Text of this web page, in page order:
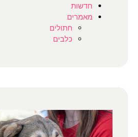
חדשות
מאמרים
חתולים
כלבים